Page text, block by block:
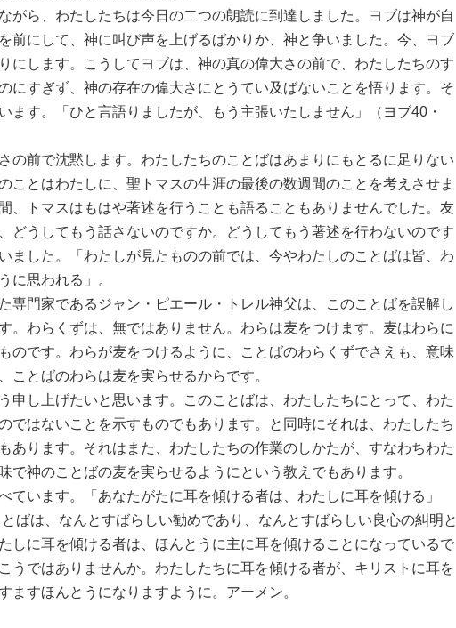
がら、わたしたちは今日の二つの朗読に到達しました。ヨブは神が自
前にして、神に叫び声を上げるばかりか、神と争いました。今、ヨブ
にします。こうしてヨブは、神の真の偉大さの前で、わたしたちのす
にすぎず、神の存在の偉大さにとうてい及ばないことを悟ります。そ
ます。「ひと言語りましたが、もう主張いたしません」（ヨブ40・
の前で沈黙します。わたしたちのことばはあまりにもとるに足りない
ことはわたしに、聖トマスの生涯の最後の数週間のことを考えさせま
、トマスはもはや著述を行うことも語ることもありませんでした。友
どうしてもう話さないのですか。どうしてもう著述を行わないのです
ました。「わたしが見たものの前では、今やわたしのことばは皆、わ
に思われる」。
専門家であるジャン・ピエール・トレル神父は、このことばを誤解し
。わらくずは、無ではありません。わらは麦をつけます。麦はわらに
のです。わらが麦をつけるように、ことばのわらくずでさえも、意味
ことばのわらは麦を実らせるからです。
申し上げたいと思います。このことばは、わたしたちにとって、わた
ではないことを示すものでもあります。と同時にそれは、わたしたち
あります。それはまた、わたしたちの作業のしかたが、すなわちわた
で神のことばの麦を実らせるようにという教えでもあります。
います。「あなたがたに耳を傾ける者は、わたしに耳を傾ける」
とばは、なんとすばらしい勧めであり、なんとすばらしい良心の糾明と
しに耳を傾ける者は、ほんとうに主に耳を傾けることになっているで
うではありませんか。わたしたちに耳を傾ける者が、キリストに耳を
ますほんとうになりますように。アーメン。